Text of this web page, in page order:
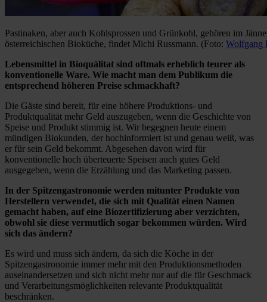
Pastinaken, aber auch Kohlsprossen und Grünkohl, gehören im
österreichischen Bioküche, findet Michi Russmann. (Foto: Wolfgang
Lebensmittel in Bioquälitat sind oftmals erheblich teurer als
konventionelle Ware. Wie macht man dem Publikum die
entsprechend höheren Preise schmackhaft?
Die Gäste sind bereit, für eine höhere Produktions- und
Produktqualität mehr Geld auszugeben, wenn die Geschichte von
Speise und Produkt stimmig ist. Wir begegnen heute einem
mündigen Biokunden, der hochinformiert ist und genau weiß, was
er für sein Geld bekommt. Abgesehen davon wird für
konventionelle hoch überteuerte Speisen auch gutes Geld
ausgegeben, wenn die Erzählung und das Marketing passen.
In der Spitzengastronomie werden mitunter Produkte von
Herstellern verwendet, die sich mit Qualität einen Namen
gemacht haben, auf eine Biozertifizierung aber verzichten,
obwohl sie diese vermutlich sogar bekommen würden. Wird
sich das ändern?
Es wird und muss sich ändern, da sich die Köche in der
Spitzengastronomie immer mehr mit den Produktionsmethoden
auseinandersetzen und sich nicht mehr nur auf die für Geschmack
und Verarbeitungsmöglichkeiten relevante Produktqualität
beschränken.